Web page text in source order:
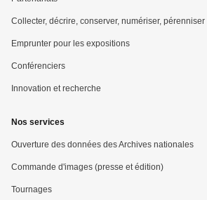
Collecter, décrire, conserver, numériser, pérenniser
Emprunter pour les expositions
Conférenciers
Innovation et recherche
Nos services
Ouverture des données des Archives nationales
Commande d'images (presse et édition)
Tournages